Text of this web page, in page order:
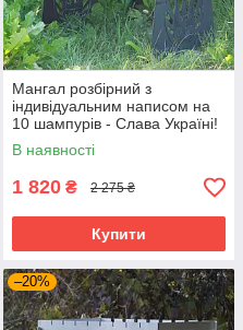
Мангал розбірний з
індивідуальним написом на
10 шампурів - Слава Україні!
Розмір – 500х300х440 мм
В наявності
1 820 ₴ 2 275 ₴
Купити
–20%